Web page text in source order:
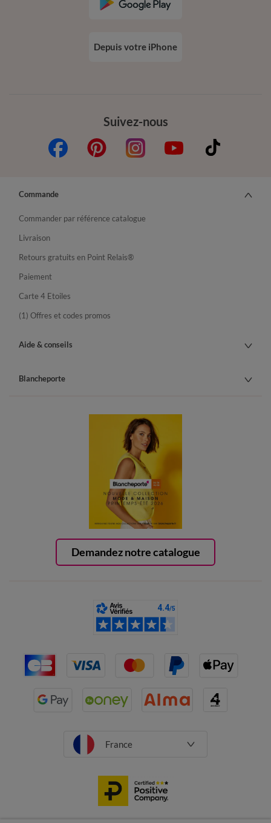
Suivez-nous
Depuis votre iPhone
Demandez notre catalogue
Commande
Commander par référence catalogue
Livraison
Retours gratuits en Point Relais®
Paiement
Carte 4 Etoiles
(1) Offres et codes promos
Aide & conseils
Blancheporte
France